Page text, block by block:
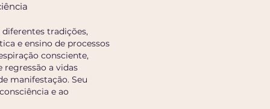
tradições,
e ensino de processos
consciente,
regressão a vidas
manifestação. Seu
e ao